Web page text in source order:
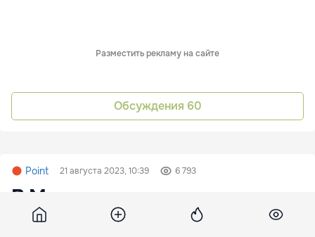
Разместить рекламу на сайте
Обсуждения 60
Point 21 августа 2023, 10:39 6 793
В Молдове ожидается до
+36°C: объявлен "желтый